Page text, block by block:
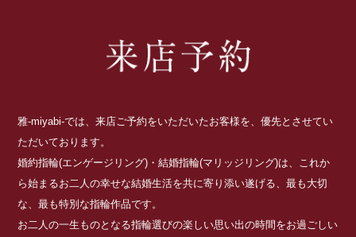
雅-miyabi-では、来店ご予約をいただいたお客様を、優先とさせてい
ただいております。
婚約指輪(エンゲージリング)・結婚指輪(マリッジリング)は、これか
ら始まるお二人の幸せな結婚生活を共に寄り添い遂げる、最も大切
な、最も特別な指輪作品です。
お二人の一生ものとなる指輪選びの楽しい思い出の時間をお過ごしい